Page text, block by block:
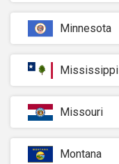
Minnesota
Mississippi
Missouri
Montana